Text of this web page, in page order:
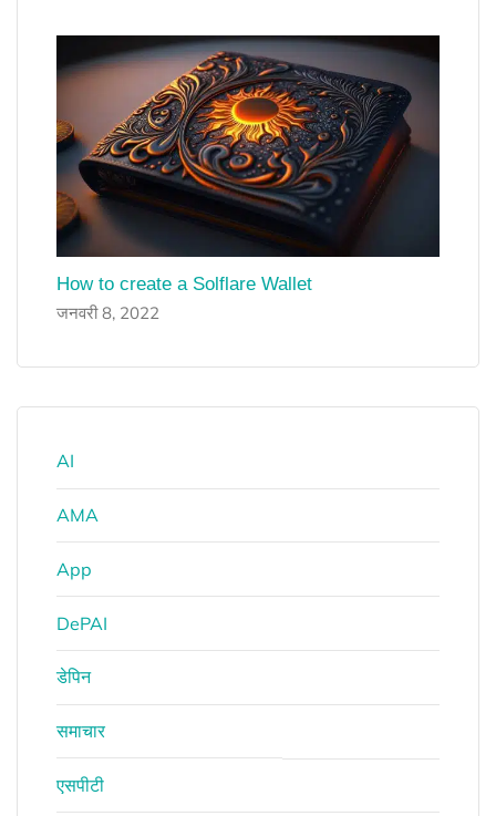
How to create a Solflare Wallet
जनवरी 8, 2022
AI
AMA
App
DePAI
डेपिन
समाचार
एसपीटी